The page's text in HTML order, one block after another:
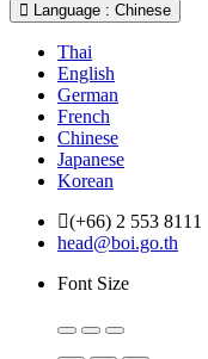
Language : Chinese
Thai
English
German
French
Chinese
Japanese
Korean
(+66) 2 553 8111
head@boi.go.th
Font Size